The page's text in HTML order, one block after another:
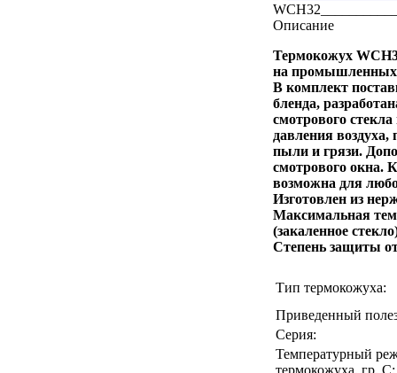
Описание
Термокожух
на промышленных
В комплект
бленда,
смотрового
давления
пыли и грязи.
смотрового окна.
возможна для
Изготовлен из
Максимальная
(закаленное
Степень защиты
Тип термокожуха:
Приведенный
Серия:
Температурный
термокожуха, гр. С: